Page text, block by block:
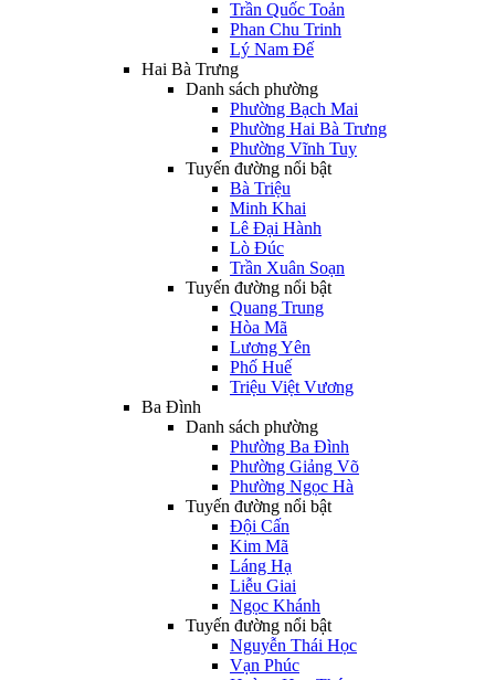
Trần Quốc Toản
Phan Chu Trinh
Lý Nam Đế
Hai Bà Trưng
Danh sách phường
Phường Bạch Mai
Phường Hai Bà Trưng
Phường Vĩnh Tuy
Tuyến đường nổi bật
Bà Triệu
Minh Khai
Lê Đại Hành
Lò Đúc
Trần Xuân Soạn
Tuyến đường nổi bật
Quang Trung
Hòa Mã
Lương Yên
Phố Huế
Triệu Việt Vương
Ba Đình
Danh sách phường
Phường Ba Đình
Phường Giảng Võ
Phường Ngọc Hà
Tuyến đường nổi bật
Đội Cấn
Kim Mã
Láng Hạ
Liễu Giai
Ngọc Khánh
Tuyến đường nổi bật
Nguyễn Thái Học
Vạn Phúc